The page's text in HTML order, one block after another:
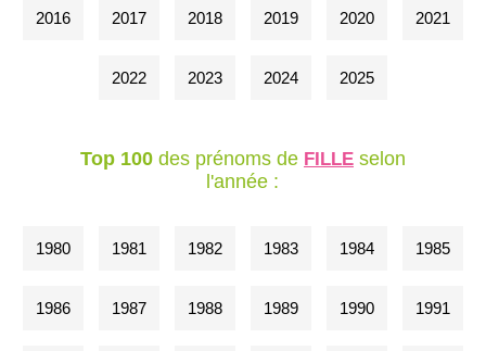
2016 2017 2018 2019 2020 2021
2022 2023 2024 2025
Top 100des prénoms de FILLEselon
l'année :
1980 1981 1982 1983 1984 1985
1986 1987 1988 1989 1990 1991